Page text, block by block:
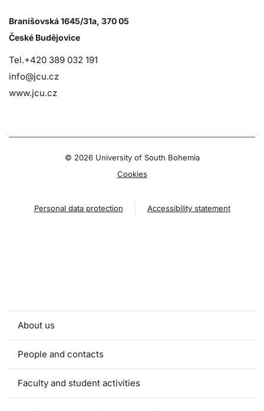
Branišovská 1645/31a, 370 05
České Budějovice
Tel.+420 389 032 191
info@jcu.cz
www.jcu.cz
© 2026 University of South Bohemia
Cookies
Personal data protection Accessibility statement
About us
People and contacts
Faculty and student activities